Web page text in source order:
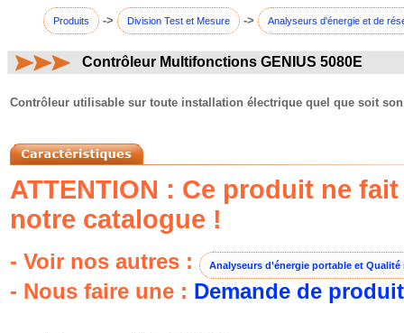
Produits -> Division Test et Mesure -> Analyseurs d'énergie et de
Contrôleur Multifonctions GENIUS 5080E
Contrôleur utilisable sur toute installation électrique quel que soit son
ATTENTION : Ce produit ne
notre catalogue !
- Voir nos autres : Analyseurs d'énergie portable et Qualité
- Nous faire une : Demande de